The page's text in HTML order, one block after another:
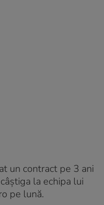
un contract pe 3 ani
la echipa lui
pe lună.